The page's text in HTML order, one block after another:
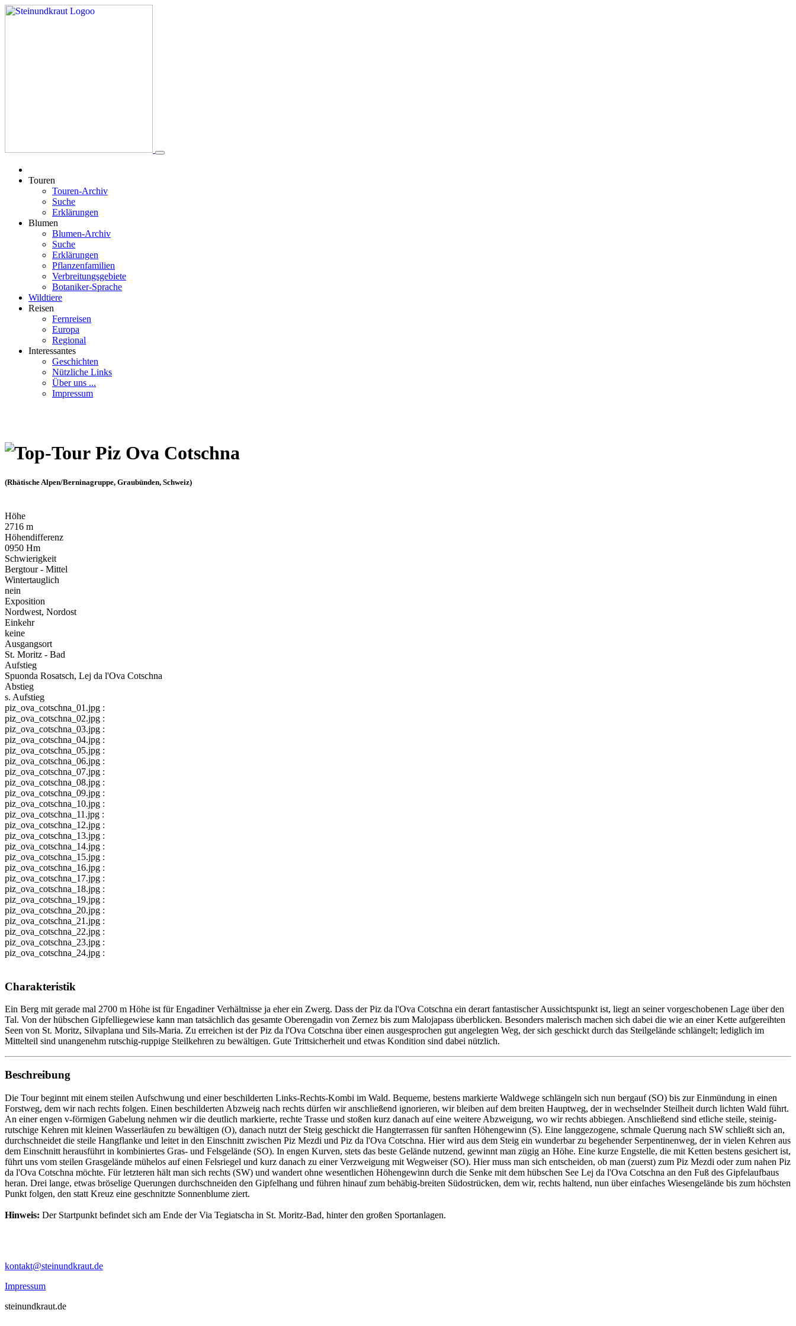
Touren
Touren-Archiv
Suche
Erklärungen
Blumen
Blumen-Archiv
Suche
Erklärungen
Pflanzenfamilien
Verbreitungsgebiete
Botaniker-Sprache
Wildtiere
Reisen
Fernreisen
Europa
Regional
Interessantes
Geschichten
Nützliche Links
Über uns ...
Impressum
Piz Ova Cotschna
(Rhätische Alpen/Berninagruppe, Graubünden, Schweiz)
Höhe
2716 m
Höhendifferenz
0950 Hm
Schwierigkeit
Bergtour - Mittel
Wintertauglich
nein
Exposition
Nordwest, Nordost
Einkehr
keine
Ausgangsort
St. Moritz - Bad
Aufstieg
Spuonda Rosatsch, Lej da l'Ova Cotschna
Abstieg
s. Aufstieg
piz_ova_cotschna_01.jpg :
piz_ova_cotschna_02.jpg :
piz_ova_cotschna_03.jpg :
piz_ova_cotschna_04.jpg :
piz_ova_cotschna_05.jpg :
piz_ova_cotschna_06.jpg :
piz_ova_cotschna_07.jpg :
piz_ova_cotschna_08.jpg :
piz_ova_cotschna_09.jpg :
piz_ova_cotschna_10.jpg :
piz_ova_cotschna_11.jpg :
piz_ova_cotschna_12.jpg :
piz_ova_cotschna_13.jpg :
piz_ova_cotschna_14.jpg :
piz_ova_cotschna_15.jpg :
piz_ova_cotschna_16.jpg :
piz_ova_cotschna_17.jpg :
piz_ova_cotschna_18.jpg :
piz_ova_cotschna_19.jpg :
piz_ova_cotschna_20.jpg :
piz_ova_cotschna_21.jpg :
piz_ova_cotschna_22.jpg :
piz_ova_cotschna_23.jpg :
piz_ova_cotschna_24.jpg :
Charakteristik
Ein Berg mit gerade mal 2700 m Höhe ist für Engadiner Verhältnisse ja eher ein Zwerg. Dass der Piz da l'Ova Cotschna ein derart fantastischer Aussichtspunkt ist, liegt an seiner vorgeschobenen Lage über den
Tal. Von der hübschen Gipfelliegewiese kann man tatsächlich das gesamte Oberengadin von Zernez bis zum Malojapass überblicken. Besonders malerisch machen sich dabei die wie an einer Kette aufgereihten
Seen von St. Moritz, Silvaplana und Sils-Maria. Zu erreichen ist der Piz da l'Ova Cotschna über einen ausgesprochen gut angelegten Weg, der sich geschickt durch das Steilgelände schlängelt; lediglich im
Mittelteil sind unangenehm rutschig-ruppige Steilkehren zu bewältigen. Gute Trittsicherheit und etwas Kondition sind dabei nützlich.
Beschreibung
Die Tour beginnt mit einem steilen Aufschwung und einer beschilderten Links-Rechts-Kombi im Wald. Bequeme, bestens markierte Waldwege schlängeln sich nun bergauf (SO) bis zur Einmündung in einen
Forstweg, dem wir nach rechts folgen. Einen beschilderten Abzweig nach rechts dürfen wir anschließend ignorieren, wir bleiben auf dem breiten Hauptweg, der in wechselnder Steilheit durch lichten Wald führt.
An einer engen v-förmigen Gabelung nehmen wir die deutlich markierte, rechte Trasse und stoßen kurz danach auf eine weitere Abzweigung, wo wir rechts abbiegen. Anschließend sind etliche steile, steinig-
rutschige Kehren mit kleinen Wasserläufen zu bewältigen (O), danach nutzt der Steig geschickt die Hangterrassen für sanften Höhengewinn (S). Eine langgezogene, schmale Querung nach SW schließt sich an,
durchschneidet die steile Hangflanke und leitet in den Einschnitt zwischen Piz Mezdi und Piz da l'Ova Cotschna. Hier wird aus dem Steig ein wunderbar zu begehender Serpentinenweg, der in vielen Kehren aus
dem Einschnitt herausführt in kombiniertes Gras- und Felsgelände (SO). In engen Kurven, stets das beste Gelände nutzend, gewinnt man zügig an Höhe. Eine kurze Engstelle, die mit Ketten bestens gesichert ist,
führt uns vom steilen Grasgelände mühelos auf einen Felsriegel und kurz danach zu einer Verzweigung mit Wegweiser (SO). Hier muss man sich entscheiden, ob man (zuerst) zum Piz Mezdi oder zum nahen Piz
da l'Ova Cotschna möchte. Für letzteren hält man sich rechts (SW) und wandert ohne wesentlichen Höhengewinn durch die Senke mit dem hübschen See Lej da l'Ova Cotschna an den Fuß des Gipfelaufbaus
heran. Drei lange, etwas bröselige Querungen durchschneiden den Gipfelhang und führen hinauf zum behäbig-breiten Südostrücken, dem wir, rechts haltend, nun über einfaches Wiesengelände bis zum höchsten
Punkt folgen, den statt Kreuz eine geschnitzte Sonnenblume ziert.
Hinweis: Der Startpunkt befindet sich am Ende der Via Tegiatscha in St. Moritz-Bad, hinter den großen Sportanlagen.
kontakt@steinundkraut.de
Impressum
steinundkraut.de